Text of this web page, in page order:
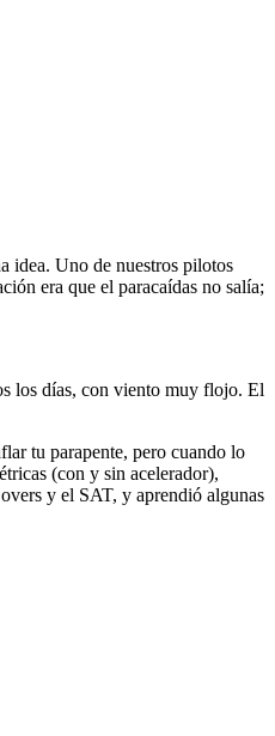
idea. Uno de nuestros pilotos
era que el paracaídas no salía;
los días, con viento muy flojo. El
tu parapente, pero cuando lo
(con y sin acelerador),
y el SAT, y aprendió algunas